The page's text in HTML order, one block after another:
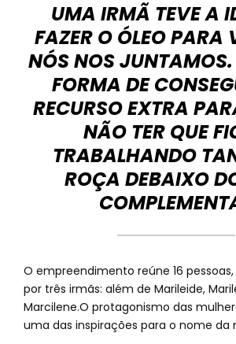
UMA IRMÃ TEVE A
FAZER O ÓLEO PARA
NÓS NOS
FORMA DE
RECURSO EXTRA
NÃO TER QUE
TRABALHANDO
ROÇA DEBAIXO
O empreendimento reúne 16
por três irmãs: além de Marileide,
Marcilene.O protagonismo das
uma das inspirações para o nome da